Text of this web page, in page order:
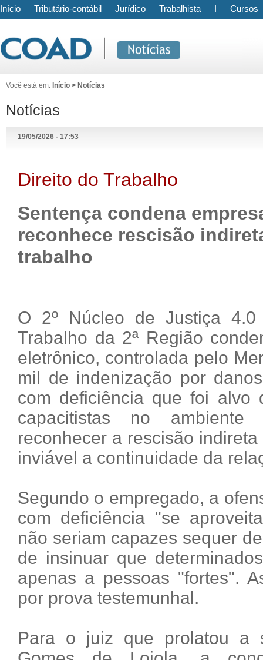
Início Tributário-contábil Jurídico Trabalhista I Cursos
Você está em: Início > Notícias
Notícias
19/05/2026 - 17:53
Direito do Trabalho
Sentença condena
reconhece rescisão
trabalho
O 2º Núcleo de Justiça
Trabalho da 2ª Região
eletrônico, controlada pelo
mil de indenização por
com deficiência que foi alvo
capacitistas no
reconhecer a rescisão
inviável a continuidade da
Segundo o empregado, a
com deficiência "se
não seriam capazes sequer
de insinuar que
apenas a pessoas "fortes".
por prova testemunhal.
Para o juiz que prolatou a